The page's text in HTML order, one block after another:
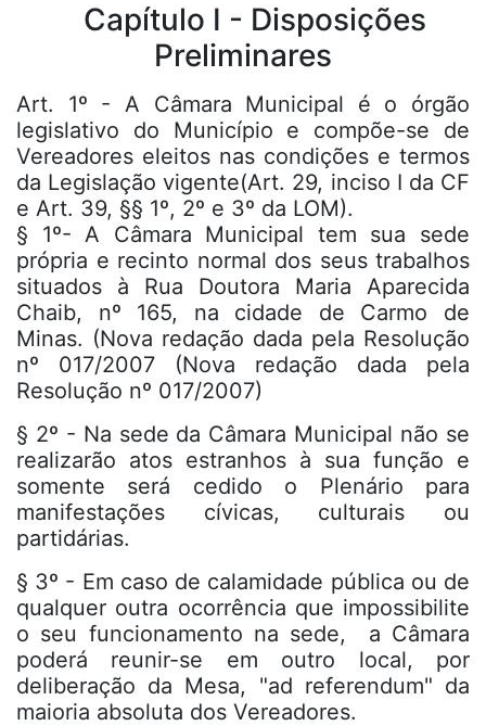
Capítulo I - Disposições
Preliminares
Art. 1º - A Câmara Municipal é o órgão
legislativo do Município e compõe-se de
Vereadores eleitos nas condições e termos
da Legislação vigente(Art. 29, inciso I da CF
e Art. 39, §§ 1º, 2º e 3º da LOM).
§ 1º- A Câmara Municipal tem sua sede
própria e recinto normal dos seus trabalhos
situados à Rua Doutora Maria Aparecida
Chaib, nº 165, na cidade de Carmo de
Minas. (Nova redação dada pela Resolução
nº 017/2007 (Nova redação dada pela
Resolução nº 017/2007)
§ 2º - Na sede da Câmara Municipal não se
realizarão atos estranhos à sua função e
somente será cedido o Plenário para
manifestações cívicas, culturais ou
partidárias.
§ 3º - Em caso de calamidade pública ou de
qualquer outra ocorrência que impossibilite
o seu funcionamento na sede, a Câmara
poderá reunir-se em outro local, por
deliberação da Mesa, "ad referendum" da
maioria absoluta dos Vereadores.